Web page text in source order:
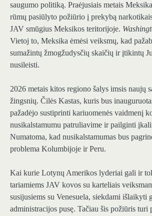
saugumo politiką. Praėjusiais metais
rūmų pasiūlyto požiūrio į prekybą
JAV smūgius Meksikos teritorijoje.
Vietoj to, Meksika ėmėsi veiksmų, kad
sumažintų žmogžudysčių skaičių ir įtikintų
nusileisti.
2026 metais kitos regiono šalys imsis naujų
žingsnių. Čilės Kastas, kuris bus
pažadėjo sustiprinti kariuomenės vaidmenį
nusikalstamumu patruliavime ir pailginti
Numatoma, kad nusikalstamumas bus
problema Kolumbijoje ir Peru.
Kai kurie Lotynų Amerikos lyderiai gali ir
tariamiems JAV kovos su karteliais
susijusiems su Venesuela, siekdami išlaikyti
administracijos pusę. Tačiau šis požiūris turi